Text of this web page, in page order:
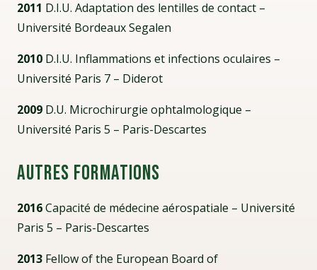
2011 D.I.U. Adaptation des lentilles de contact –
Université Bordeaux Segalen
2010 D.I.U. Inflammations et infections oculaires –
Université Paris 7 – Diderot
2009 D.U. Microchirurgie ophtalmologique –
Université Paris 5 – Paris-Descartes
Autres formations
2016Capacité de médecine aérospatiale – Université
Paris 5 – Paris-Descartes
2013 Fellow of the European Board of